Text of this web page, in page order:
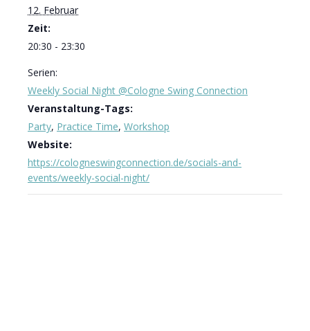
12. Februar
Zeit:
20:30 - 23:30
Serien:
Weekly Social Night @Cologne Swing Connection
Veranstaltung-Tags:
Party, Practice Time, Workshop
Website:
https://cologneswingconnection.de/socials-and-
events/weekly-social-night/